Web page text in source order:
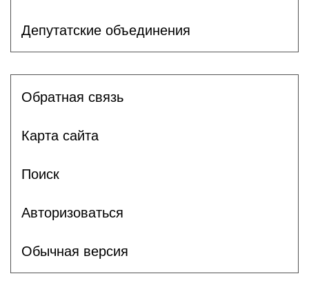
Депутатские объединения
Обратная связь
Карта сайта
Поиск
Авторизоваться
Обычная версия